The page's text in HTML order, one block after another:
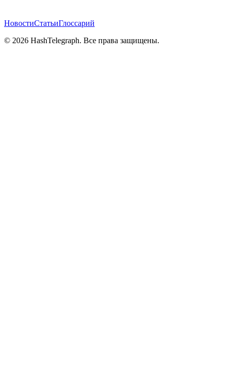
НовостиСтатьиГлоссарий
© 2026 HashTelegraph. Все права защищены.